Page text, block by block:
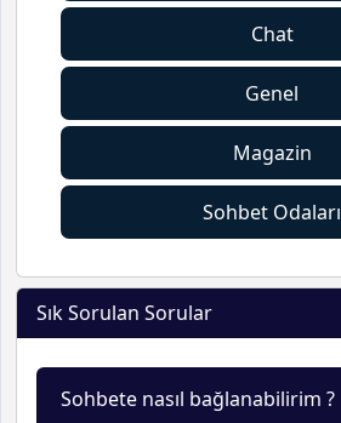
Chat
Genel
Magazin
Sohbet Odaları
Sık Sorulan Sorular
Sohbete nasıl bağlanabilirim ?